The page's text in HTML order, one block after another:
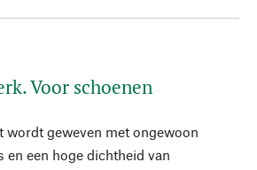
Voor schoenen
wordt geweven met ongewoon
en een hoge dichtheid van